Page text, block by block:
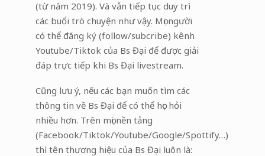
(từ năm 2019). Và vẫn tiếp tục duy trì
các buổi trò chuyện như vậy. Mọi người
có thể đăng ký (follow/subcribe) kênh
Youtube/Tiktok của Bs Đại để được giải
đáp trực tiếp khi Bs Đại livestream.
Cũng lưu ý, nếu các bạn muốn tìm các
thông tin về Bs Đại để có thể học hỏi
nhiều hơn. Trên mọi nền tảng
(Facebook/Tiktok/Youtube/Google/Spottify…)
thì tên thương hiệu của Bs Đại luôn là: